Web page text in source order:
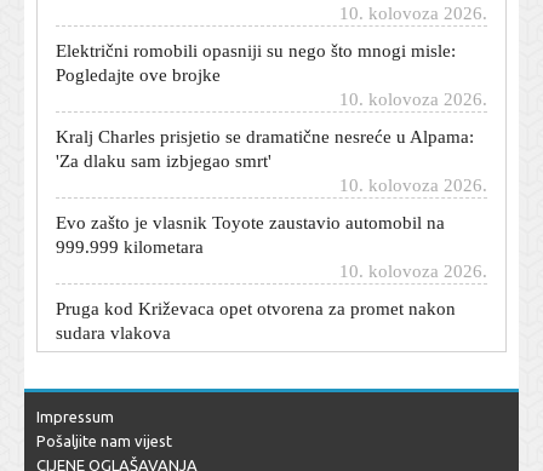
Električni romobili opasniji su nego što mnogi misle:
Pogledajte ove brojke
Kralj Charles prisjetio se dramatične nesreće u Alpama:
'Za dlaku sam izbjegao smrt'
Evo zašto je vlasnik Toyote zaustavio automobil na
999.999 kilometara
Pruga kod Križevaca opet otvorena za promet nakon
sudara vlakova
igrača
Ovaj automobil brutalno gubi vrijednost: Evo zašto se to
Impressum
Pošaljite nam vijest
CIJENE OGLAŠAVANJA